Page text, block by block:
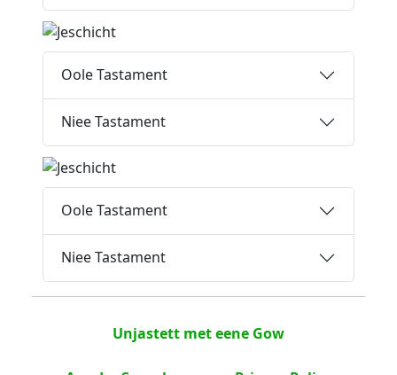
Oole Tastament
Niee Tastament
Oole Tastament
Niee Tastament
Unjastett met eene Gow